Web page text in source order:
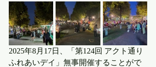
2025年8月17日、「第124回 アクト通り
ふれあいデイ」無事開催することがで